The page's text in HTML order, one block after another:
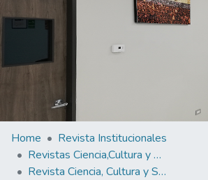
Home
Revista Institucionales
Revistas Ciencia,Cultura y Sociedad
Revista Ciencia, Cultura y Sociedad Vol. 5 No.1